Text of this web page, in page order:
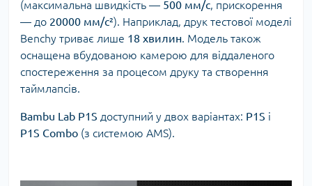
(максимальна швидкість — 500 мм/с, прискорення
— до 20000 мм/с²). Наприклад, друк тестової моделі
Benchy триває лише 18 хвилин. Модель також
оснащена вбудованою камерою для віддаленого
спостереження за процесом друку та створення
таймлапсів.
Bambu Lab P1S доступний у двох варіантах: P1S і
P1S Combo (з системою AMS).